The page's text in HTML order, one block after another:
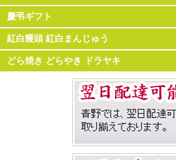
慶弔ギフト
紅白饅頭 紅白まんじゅう
どら焼き どらやき ドラヤキ